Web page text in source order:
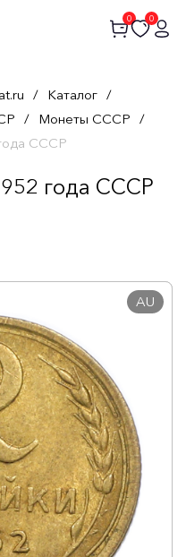
0 0
/ Каталог /
/ Монеты СССР /
СССР
года СССР
AU